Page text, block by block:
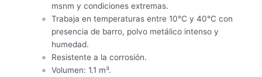
msnm y condiciones extremas.
Trabaja en temperaturas entre 10°C y 40°C con
presencia de barro, polvo metálico intenso y
humedad.
Resistente a la corrosión.
Volumen: 1.1 m³.